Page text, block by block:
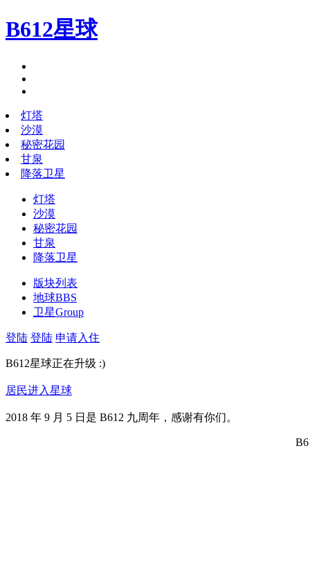
B612星球
灯塔
沙漠
秘密花园
甘泉
降落卫星
灯塔
沙漠
秘密花园
甘泉
降落卫星
版块列表
地球BBS
卫星Group
登陆 登陆 申请入住
B612星球正在升级 :)
居民进入星球
2018 年 9 月 5 日是 B612 九周年，感谢有你们。